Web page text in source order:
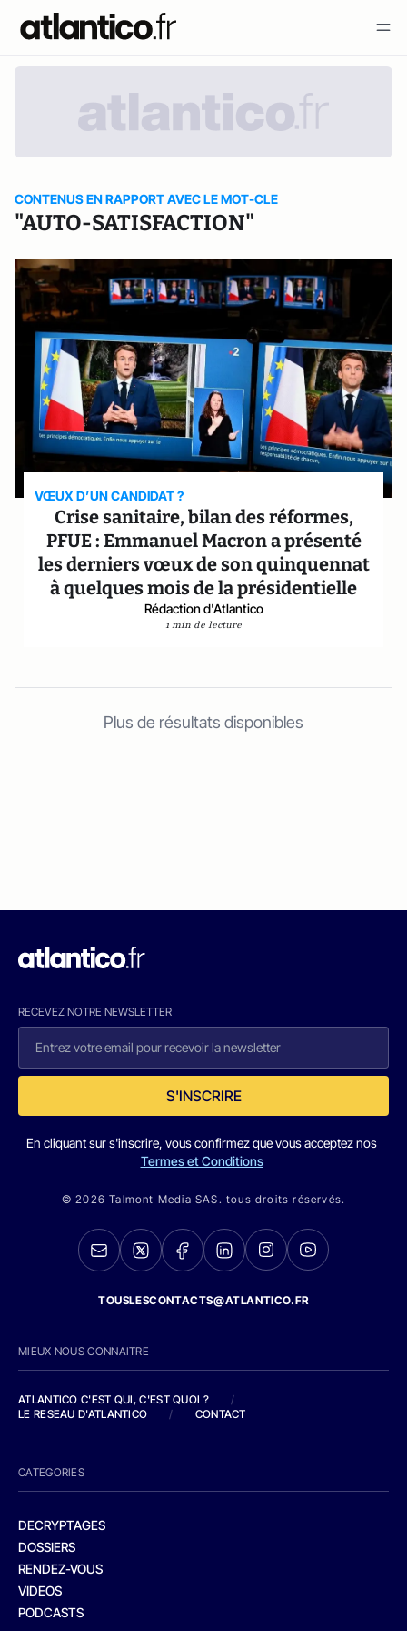
CONTENUS EN RAPPORT AVEC LE MOT-CLE
"AUTO-SATISFACTION"
VŒUX D’UN CANDIDAT ?
Crise sanitaire, bilan des réformes,
PFUE : Emmanuel Macron a présenté
les derniers vœux de son quinquennat
à quelques mois de la présidentielle
Rédaction d'Atlantico
1 min de lecture
Plus de résultats disponibles
RECEVEZ NOTRE NEWSLETTER
S'INSCRIRE
En cliquant sur s'inscrire, vous confirmez que vous acceptez nos
Termes et Conditions
© 2026 Talmont Media SAS. tous droits réservés.
TOUSLESCONTACTS@ATLANTICO.FR
MIEUX NOUS CONNAITRE
ATLANTICO C'EST QUI, C'EST QUOI ?
/
LE RESEAU D'ATLANTICO
/ CONTACT
CATEGORIES
DECRYPTAGES
DOSSIERS
RENDEZ-VOUS
VIDEOS
PODCASTS